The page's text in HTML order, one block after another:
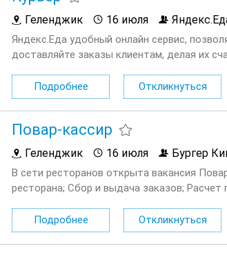
Геленджик 16 июля
Яндекс.Еда удобный онлайн сервис,
доставляйте заказы клиентам, делая их
Подробнее
Откликнуться
Повар-кассир
Геленджик 16 июля Бургер
В сети ресторанов открыта вакансия
ресторана; Сбор и выдача заказов;
Подробнее
Откликнуться